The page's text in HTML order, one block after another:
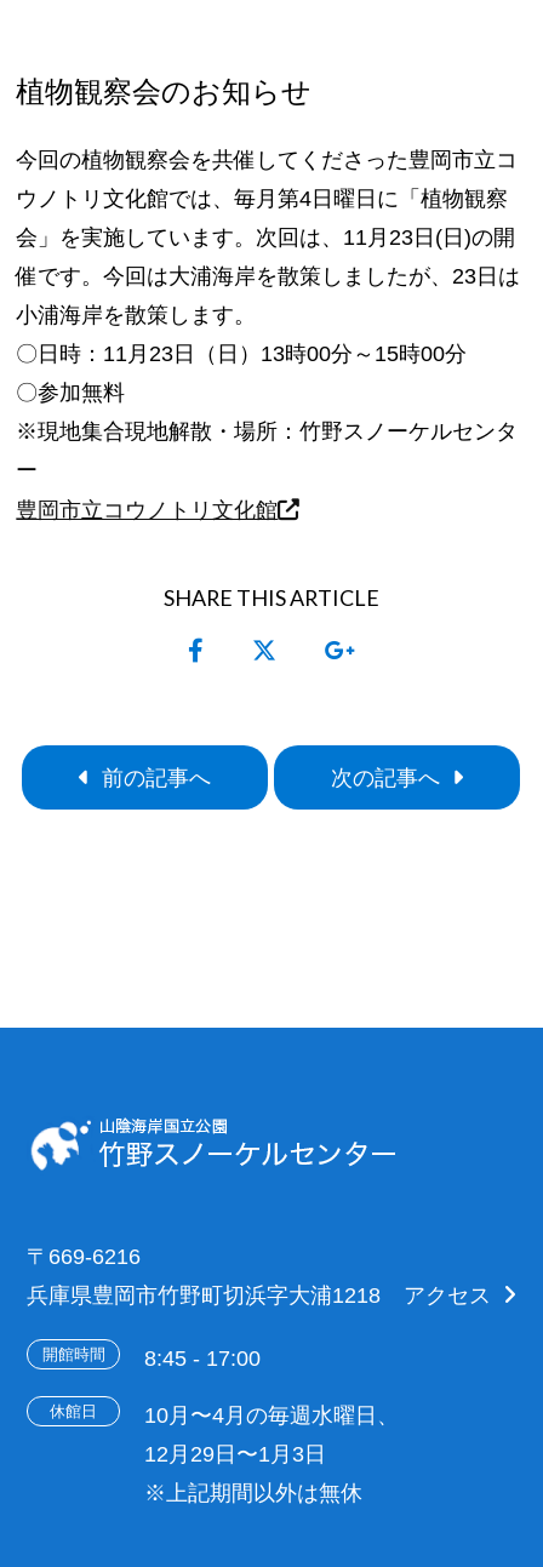
植物観察会のお知らせ
今回の植物観察会を共催してくださった豊岡市立コ
ウノトリ文化館では、毎月第4日曜日に「植物観察
会」を実施しています。次回は、11月23日(日)の開
催です。今回は大浦海岸を散策しましたが、23日は
小浦海岸を散策します。
〇日時：11月23日（日）13時00分～15時00分
〇参加無料
※現地集合現地解散・場所：竹野スノーケルセンタ
ー
豊岡市立コウノトリ文化館
SHARE THIS ARTICLE
前の記事へ 次の記事へ
〒669-6216
兵庫県豊岡市竹野町切浜字大浦1218
アクセス
開館時間 8:45 - 17:00
休館日
10月〜4月の毎週水曜日、
12月29日〜1月3日
※上記期間以外は無休